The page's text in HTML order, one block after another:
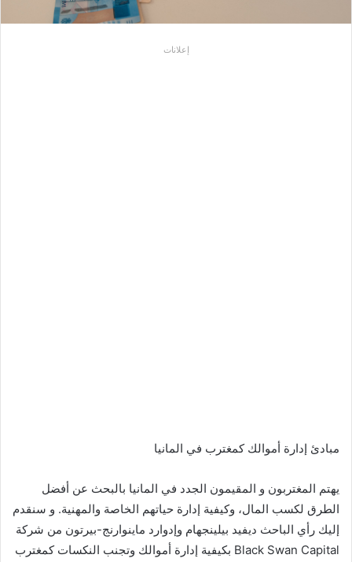
إعلانات
مبادئ إدارة أموالك كمغترب في المانيا
يهتم المغتربون و المقيمون الجدد في المانيا بالبحث عن أفضل
الطرق لكسب المال، وكيفية إدارة حياتهم الخاصة والمهنية. و سنقدم
إليك رأي الباحث ديفيد بيلينجهام وإدوارد ماينوارنج-بيرتون من شركة
Black Swan Capital بكيفية إدارة أموالك وتجنب النكسات كمغترب